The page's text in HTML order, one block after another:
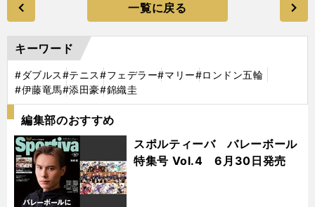
一覧に戻る
キーワード
#ダブルス#テニス#フェデラー#マリー#ロンドン五輪
#伊藤竜馬#添田豪#錦織圭
編集部のおすすめ
スポルティーバ バレーボール
特集号 Vol.4 6月30日発売